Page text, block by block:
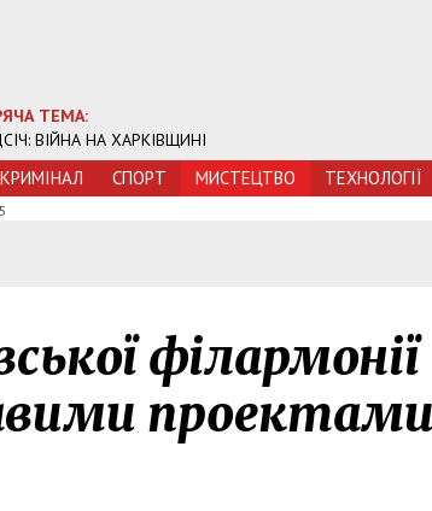
ТЕМА:
ВІЙНА НА ХАРКІВЩИНІ
КРИМIНАЛ СПОРТ МИСТЕЦТВО ТЕХНОЛОГIЇ
філармонії